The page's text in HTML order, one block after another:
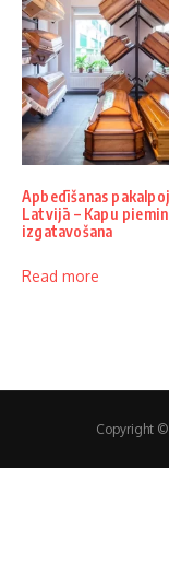
Apbedīšanas
Latvijā – Kapu
izgatavošana
Read more
Copyright